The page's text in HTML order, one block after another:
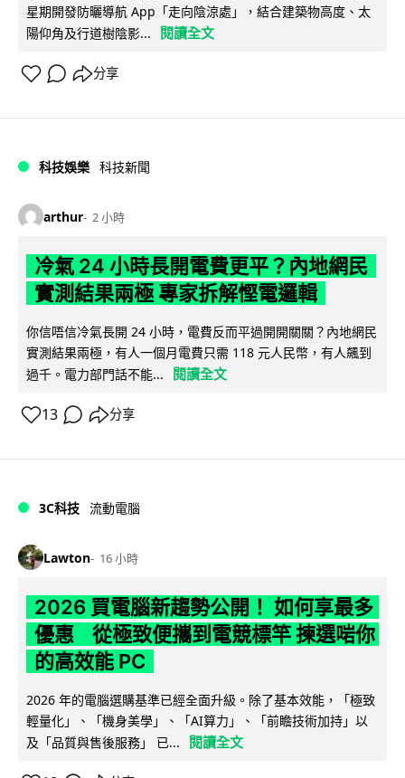
星期開發防曬導航 App「走向陰涼處」，結合建築物高度、太
陽仰角及行道樹陰影...
閱讀全文
分享
科技娛樂 科技新聞
arthur 2 小時
冷氣 24 小時長開電費更平？內地網民
實測結果兩極 專家拆解慳電邏輯
你信唔信冷氣長開 24 小時，電費反而平過開開關關？內地網民
實測結果兩極，有人一個月電費只需 118 元人民幣，有人飆到
過千。電力部門話不能...
閱讀全文
13 分享
3C科技 流動電腦
Lawton 16 小時
2026 買電腦新趨勢公開！ 如何享最多
優惠 從極致便攜到電競標竿 揀選啱你
的高效能 PC
2026 年的電腦選購基準已經全面升級。除了基本效能，「極致
輕量化」、「機身美學」、「AI算力」、「前瞻技術加持」以
及「品質與售後服務」 已...
閱讀全文